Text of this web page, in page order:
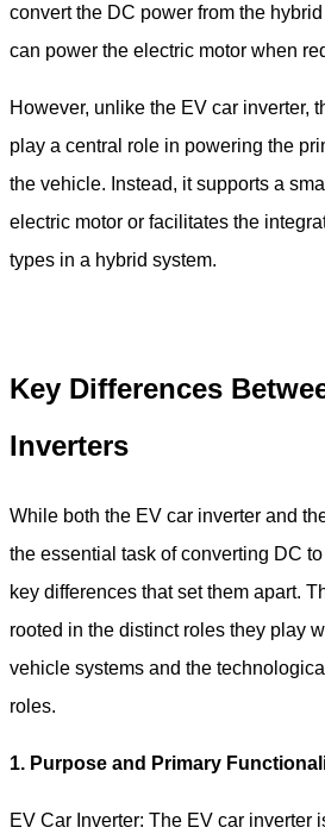
convert the DC power from the
can power the electric motor when
However, unlike the EV car inverter,
play a central role in powering the
the vehicle. Instead, it supports a
electric motor or facilitates the
types in a hybrid system.
Key Differences
Inverters
While both the EV car inverter and
the essential task of converting DC
key differences that set them apart.
rooted in the distinct roles they play
vehicle systems and the
roles.
1. Purpose and Primary
EV Car Inverter: The EV car inverter